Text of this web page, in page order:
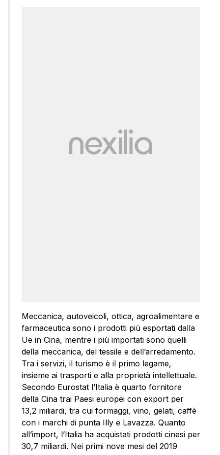
Meccanica, autoveicoli, ottica, agroalimentare e
farmaceutica sono i prodotti più esportati dalla
Ue in Cina, mentre i più importati sono quelli
della meccanica, del tessile e dell’arredamento.
Tra i servizi, il turismo è il primo legame,
insieme ai trasporti e alla proprietà intellettuale.
Secondo Eurostat l’Italia è quarto fornitore
della Cina trai Paesi europei con export per
13,2 miliardi, tra cui formaggi, vino, gelati, caffè
con i marchi di punta Illy e Lavazza. Quanto
all’import, l’Italia ha acquistati prodotti cinesi per
30,7 miliardi. Nei primi nove mesi del 2019